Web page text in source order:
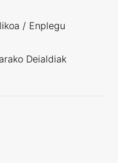
/ Enplegu
Deialdiak